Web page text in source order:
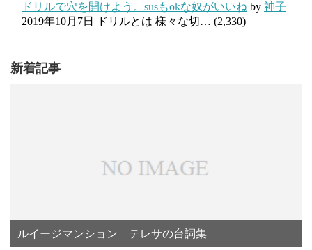
ドリルで穴を開けよう。susもokな奴がいいね by 神子
2019年10月7日
ドリルとは 様々な切… (2,330)
新着記事
ルイージマンション テレサの台詞集